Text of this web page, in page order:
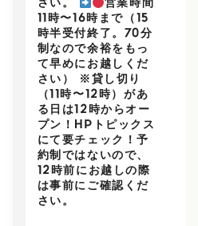
さい。
営業時間
11時〜16時まで（15
時半受付終了。70分
制なので余裕をもっ
て早めにお越しくだ
さい） ※貸し切り
（11時〜12時）があ
る日は12時からオー
プン！HPトピックス
にて要チェック！予
約制ではないので、
12時前にお越しの際
は事前にご確認くだ
さい。